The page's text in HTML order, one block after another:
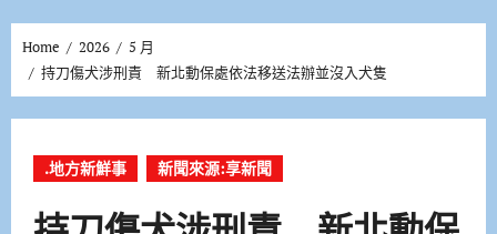
Home 2026
5 月
持刀傷犬涉刑責 新北動保處依法移送法辦並沒入犬隻
.地方新鮮事 新聞來源:享新聞